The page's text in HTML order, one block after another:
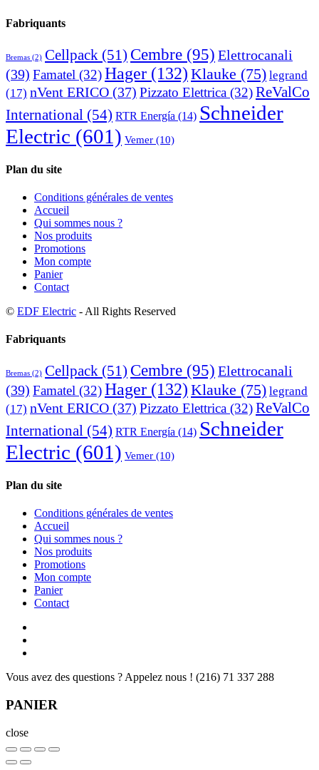
Fabriquants
Bremas (2) Cellpack (51) Cembre (95) Elettrocanali
(39) Famatel (32)Hager (132) Klauke (75) legrand
(17) nVent ERICO (37) Pizzato Elettrica (32)ReValCo
International (54) RTR Energía (14) Schneider
Electric (601) Vemer (10)
Plan du site
Conditions générales de ventes
Accueil
Qui sommes nous ?
Nos produits
Promotions
Mon compte
Panier
Contact
© EDF Electric - All Rights Reserved
Fabriquants
Bremas (2) Cellpack (51) Cembre (95) Elettrocanali
(39) Famatel (32)Hager (132) Klauke (75) legrand
(17) nVent ERICO (37) Pizzato Elettrica (32)ReValCo
International (54) RTR Energía (14) Schneider
Electric (601) Vemer (10)
Plan du site
Conditions générales de ventes
Accueil
Qui sommes nous ?
Nos produits
Promotions
Mon compte
Panier
Contact
Vous avez des questions ? Appelez nous ! (216) 71 337 288
PANIER
close